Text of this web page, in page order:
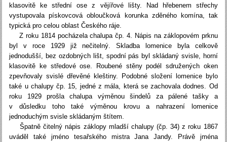
klasovitě ke střední ose z vějířové lišty. Nad hřebenem střechy
vystupovala pískovcová obloučková korunka zděného komína, tak
typická pro celou oblast Českého ráje.
Z roku 1814 pocházela chalupa čp. 4. Nápis na záklopovém prknu
byl v roce 1929 již nečitelný. Skladba lomenice byla celkově
jednodušší, bez ozdobných lišt, spodní pás byl skládaný svisle, horní
klasovitě ke středové ose. Roubené stěny podél sdružených oken
zpevňovaly svislé dřevěné kleštiny. Podobné složení lomenice bylo
také u chalupy čp. 15, jedné z mála, která se zachovala dodnes. Od
roku 1929 prošla chalupa výměnou šindelů za pálené tašky a
v důsledku toho také výměnou krovu a nahrazení lomenice
jednoduchým svisle skládaným štítem.
Špatně čitelný nápis záklopy mladší chalupy (čp. 34) z roku 1867
uváděl také jméno tesařského mistra Jana Jandy. Právě jména